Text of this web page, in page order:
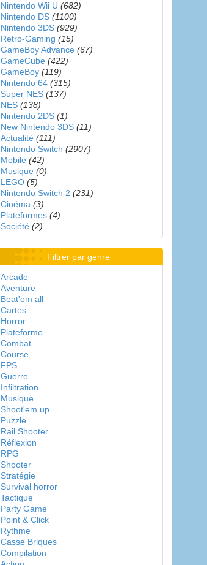
Nintendo Wii U (682)
Nintendo DS (1100)
Nintendo 3DS (929)
Retro-Gaming (15)
GameBoy Advance (67)
GameCube (422)
GameBoy (119)
Nintendo 64 (315)
Super NES (137)
NES (138)
Nintendo 2DS (1)
New Nintendo 3DS (11)
Actualité (111)
Nintendo Switch (2907)
Mobile (42)
Musique (0)
LEGO (5)
Nintendo Switch 2 (231)
Cinéma (3)
Plateformes (4)
Société (2)
Filtrer par genre
Arcade
Aventure
Beat'em all
Cartes
Horror
Plateforme
Combat
Course
FPS
Guerre
Infiltration
Musique
Shoot'em up
Puzzle
Rail Shooter
Réflexion
RPG
Shooter
Stratégie
Survival horror
Tactique
Party Game
Point & Click
Rythme
Casse Briques
Compilation